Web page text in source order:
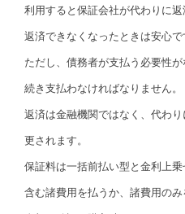
利用すると保証会社が代わりに
返済できなくなったときは安心で
ただし、債務者が支払う必要性
続き支払わなければなりません。
返済は金融機関ではなく、代わ
更されます。
保証料は一括前払い型と金利上
含む諸費用を払うか、諸費用のみ